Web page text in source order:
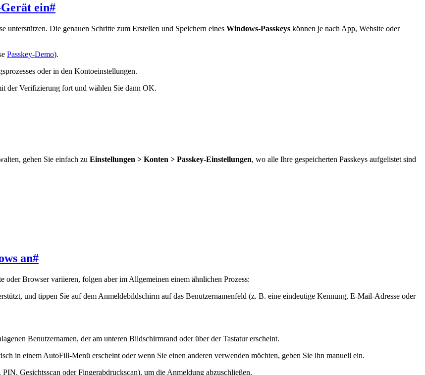
ein#
unterstützen. Die genauen Schritte zum Erstellen und Speichern eines Windows-Passkeys können je nach App, Website oder
Passkey-Demo).
oder in den Kontoeinstellungen.
der Verifizierung fort und wählen Sie dann OK.
gehen Sie einfach zu Einstellungen > Konten > Passkey-Einstellungen, wo alle Ihre gespeicherten Passkeys aufgelistet sind
an#
Browser variieren, folgen aber im Allgemeinen einem ähnlichen Prozess:
und tippen Sie auf dem Anmeldebildschirm auf das Benutzernamenfeld (z. B. eine eindeutige Kennung, E-Mail-Adresse oder
Benutzernamen, der am unteren Bildschirmrand oder über der Tastatur erscheint.
in einem AutoFill-Menü erscheint oder wenn Sie einen anderen verwenden möchten, geben Sie ihn manuell ein.
Gesichtsscan oder Fingerabdruckscan), um die Anmeldung abzuschließen.